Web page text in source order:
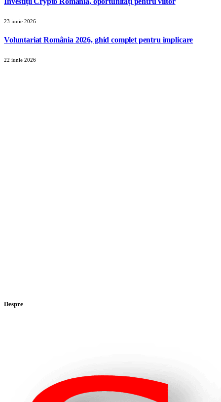
23 iunie 2026
Voluntariat România 2026, ghid complet pentru implicare
22 iunie 2026
Despre